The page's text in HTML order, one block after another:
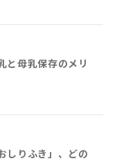
と母乳保存のメリ
しりふき」、どの